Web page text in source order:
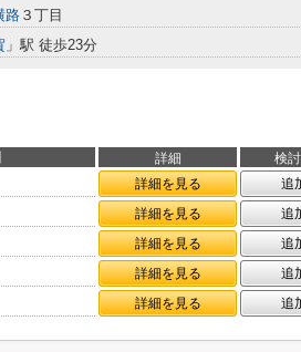
路３丁目
」駅 徒歩23分
詳細 検
詳細を見る 追
詳細を見る 追
詳細を見る 追
詳細を見る 追
詳細を見る 追